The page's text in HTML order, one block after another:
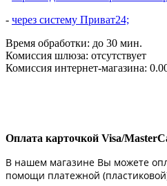
- через систему Приват24;
Время обработки: до 30 мин.
Комиссия шлюза: отсутствует
Комиссия интернет-магазина:
Оплата карточкой Visa/
В нашем магазине Вы можете
помощи платежной